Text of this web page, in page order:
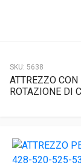
SKU: 5638
ATTREZZO
ROTAZIONE DI